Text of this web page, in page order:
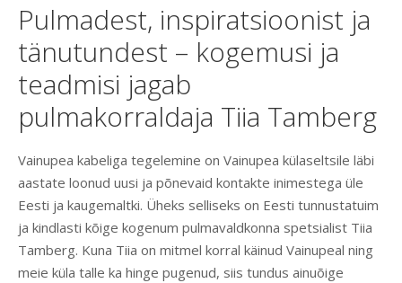
Pulmadest, inspiratsioonist ja
tänutundest – kogemusi ja
teadmisi jagab
pulmakorraldaja Tiia Tamberg
Vainupea kabeliga tegelemine on Vainupea külaseltsile läbi
aastate loonud uusi ja põnevaid kontakte inimestega üle
Eesti ja kaugemaltki. Üheks selliseks on Eesti tunnustatuim
ja kindlasti kõige kogenum pulmavaldkonna spetsialist Tiia
Tamberg. Kuna Tiia on mitmel korral käinud Vainupeal ning
meie küla talle ka hinge pugenud, siis tundus ainuõige